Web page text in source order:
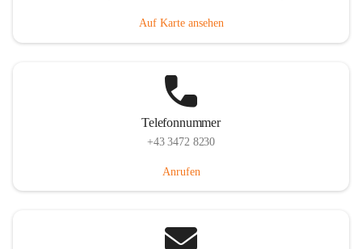
Auf Karte ansehen
Telefonnummer
+43 3472 8230
Anrufen